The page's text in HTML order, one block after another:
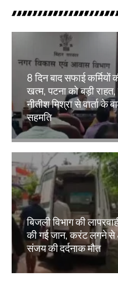
8 दिन बाद सफाई कर्मियों
खत्म, पटना को बड़ी राहत,
नीतीश मिश्रा से वार्ता के
सहमति
Amit Lekh
बिजली विभाग की
की गई जान, करंट लगने से
संजय की दर्दनाक मौत
Amit Lekh